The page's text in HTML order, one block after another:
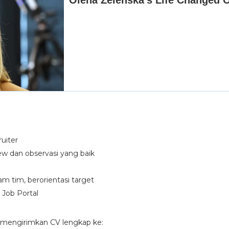
dan observasi yang baik
tim, berorientasi target
Job Portal
CV lengkap ke: